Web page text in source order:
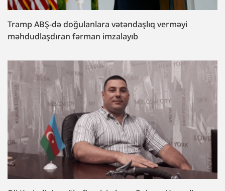
Tramp ABŞ-də doğulanlara vətəndaşlıq verməyi
məhdudlaşdıran fərman imzalayıb